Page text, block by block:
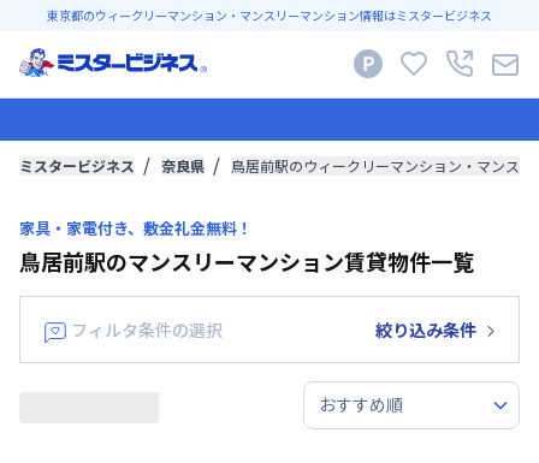
東京都のウィークリーマンション・マンスリーマンション情報はミスタービジネス
ミスタービジネス 奈良県 鳥居前駅のウィークリーマンション・マンス
家具・家電付き、敷金礼金無料！
鳥居前駅のマンスリーマンション賃貸物件一覧
フィルタ条件の選択 絞り込み条件